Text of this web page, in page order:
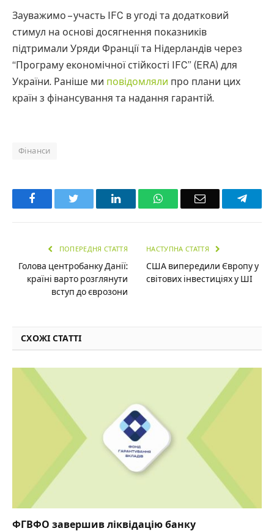
Зауважимо – участь IFC в угоді та додатковий
стимул на основі досягнення показників
підтримали Уряди Франції та Нідерландів через
“Програму економічної стійкості IFC” (ERA) для
України. Раніше ми повідомляли про плани цих
країн з фінансування та надання гарантій.
Фінанси
Facebook LinkedInWhatsAppEmail
ПОПЕРЕДНЯ СТАТТЯ
Голова центробанку Данії:
країні варто розглянути
вступ до єврозони
НАСТУПНА СТАТТЯ
США випередили Європу у
світових інвестиціях у ШІ
СХОЖІ СТАТТІ
ФГВФО завершив ліквідацію банку